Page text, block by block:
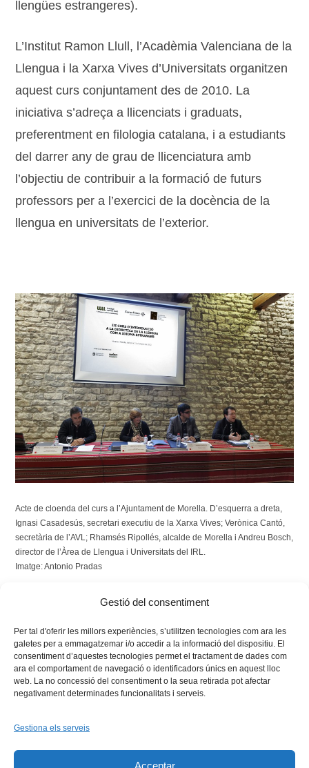
Gestió del consentiment
Per tal d'oferir les millors experiències, s’utilitzen tecnologies com ara les
galetes per a emmagatzemar i/o accedir a la informació del dispositiu. El
consentiment d’aquestes tecnologies permet el tractament de dades com
ara el comportament de navegació o identificadors únics en aquest lloc
web. La no concessió del consentiment o la seua retirada pot afectar
negativament determinades funcionalitats i serveis.
Gestiona els serveis
Acceptar
llengües estrangeres).
L’Institut Ramon Llull, l’Acadèmia Valenciana de la
Llengua i la Xarxa Vives d’Universitats organitzen
aquest curs conjuntament des de 2010. La
iniciativa s’adreça a llicenciats i graduats,
preferentment en filologia catalana, i a estudiants
del darrer any de grau de llicenciatura amb
l’objectiu de contribuir a la formació de futurs
professors per a l’exercici de la docència de la
llengua en universitats de l’exterior.
Acte de cloenda del curs a l’Ajuntament de Morella. D’esquerra a dreta,
Ignasi Casadesús, secretari executiu de la Xarxa Vives; Verònica Cantó,
secretària de l’AVL; Rhamsés Ripollés, alcalde de Morella i Andreu Bosch,
director de l’Àrea de Llengua i Universitats del IRL.
Imatge: Antonio Pradas
internacional,Llengua,professorat